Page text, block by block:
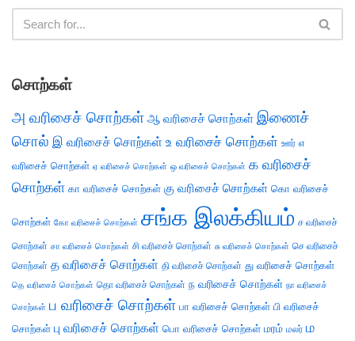
சொற்கள்
அ வரிசைச் சொற்கள் ஆ வரிசைச் சொற்கள் இணைச்
சொல் இ வரிசைச் சொற்கள் உ வரிசைச் சொற்கள் ஊர் எ
வரிசைச் சொற்கள் ஏ வரிசைச் சொற்கள் ஒ வரிசைச் சொற்கள் க வரிசைச்
சொற்கள் கா வரிசைச் சொற்கள் கு வரிசைச் சொற்கள் கொ வரிசைச்
சொற்கள் கோ வரிசைச் சொற்கள் சங்க இலக்கியம் ச வரிசைச்
சொற்கள் சா வரிசைச் சொற்கள் சி வரிசைச் சொற்கள் சு வரிசைச் சொற்கள் செ வரிசைச்
சொற்கள் த வரிசைச் சொற்கள் தி வரிசைச் சொற்கள் து வரிசைச் சொற்கள்
தெ வரிசைச் சொற்கள் தொ வரிசைச் சொற்கள் ந வரிசைச் சொற்கள் நா வரிசைச்
சொற்கள் ப வரிசைச் சொற்கள் பா வரிசைச் சொற்கள் பி வரிசைச்
சொற்கள் பு வரிசைச் சொற்கள் பொ வரிசைச் சொற்கள் மரம் மலர் ம